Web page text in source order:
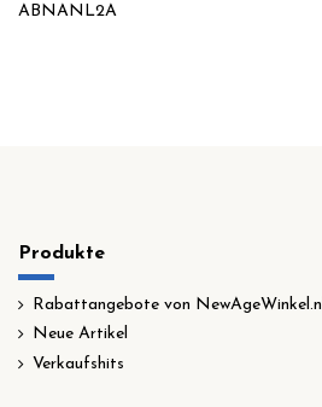
ABNANL2A
Produkte
Rabattangebote von NewAgeWinkel.nl
Neue Artikel
Verkaufshits